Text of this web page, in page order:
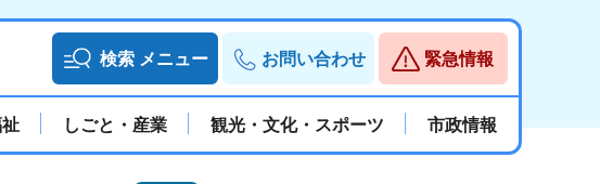
検索 メニュー お問い合わせ 緊急情報
しごと・産業 観光・文化・スポーツ 市政情報